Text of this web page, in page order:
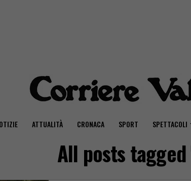
ATTUALITÀ CRONACA SPORT SPETTACOLI
All posts